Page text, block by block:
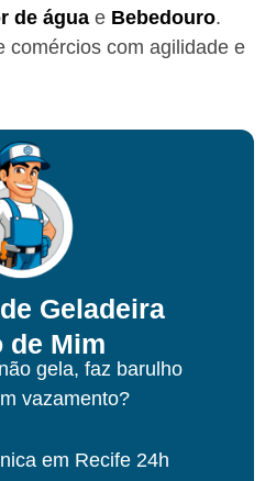
de água e Bebedouro.
comércios com agilidade e
Geladeira
de Mim
gela, faz barulho
vazamento?
em Recife 24h